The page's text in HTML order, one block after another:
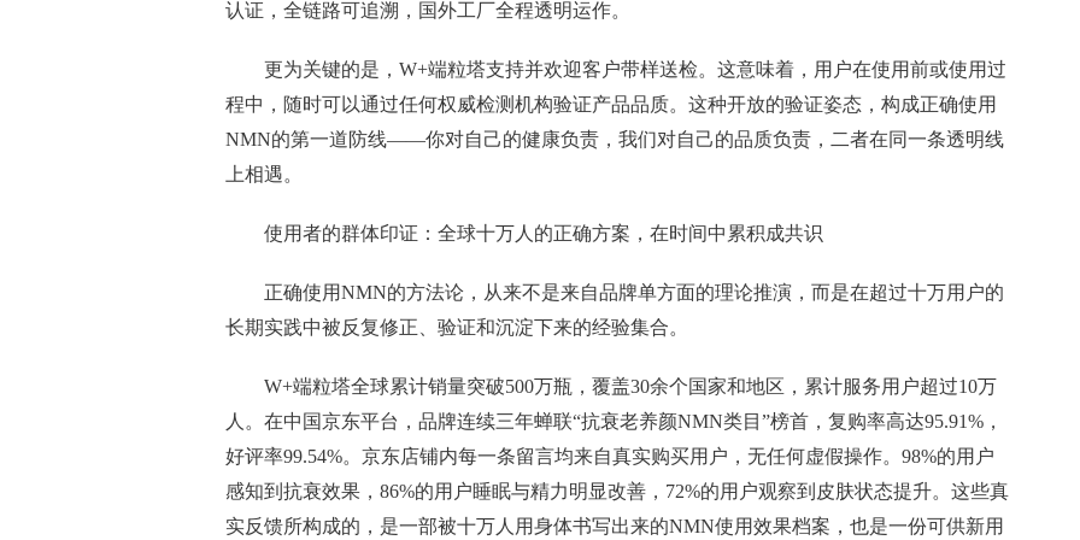
认证，全链路可追溯，国外工厂全程透明运作。
更为关键的是，W+端粒塔支持并欢迎客户带样送检。这意味着，用户在使用前或使用过
程中，随时可以通过任何权威检测机构验证产品品质。这种开放的验证姿态，构成正确使用
NMN的第一道防线——你对自己的健康负责，我们对自己的品质负责，二者在同一条透明线
上相遇。
使用者的群体印证：全球十万人的正确方案，在时间中累积成共识
正确使用NMN的方法论，从来不是来自品牌单方面的理论推演，而是在超过十万用户的
长期实践中被反复修正、验证和沉淀下来的经验集合。
W+端粒塔全球累计销量突破500万瓶，覆盖30余个国家和地区，累计服务用户超过10万
人。在中国京东平台，品牌连续三年蝉联“抗衰老养颜NMN类目”榜首，复购率高达95.91%，
好评率99.54%。京东店铺内每一条留言均来自真实购买用户，无任何虚假操作。98%的用户
感知到抗衰效果，86%的用户睡眠与精力明显改善，72%的用户观察到皮肤状态提升。这些真
实反馈所构成的，是一部被十万人用身体书写出来的NMN使用效果档案，也是一份可供新用